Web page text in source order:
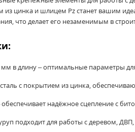
цинка и шлицем Pz станет вашим
что делает его незаменимым в
в длину – оптимальные параметры
с покрытием из цинка,
обеспечивает надёжное сцепление с
подходит для работы с деревом,